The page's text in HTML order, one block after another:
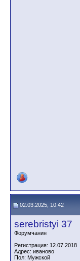
02.03.2025, 10:42
serebristyi 37
Форумчанин
Регистрация: 12.07.2018
Адрес: иваново
Пол: Мужской